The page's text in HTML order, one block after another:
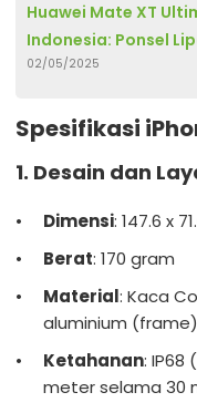
Huawei Mate XT
Indonesia: Ponsel
Dunia
02/05/2025
Spesifikasi
1. Desain dan
Dimensi: 147.6 x
Berat: 170 gram
Material: Kaca
aluminium (frame)
Ketahanan: IP68
meter selama 30